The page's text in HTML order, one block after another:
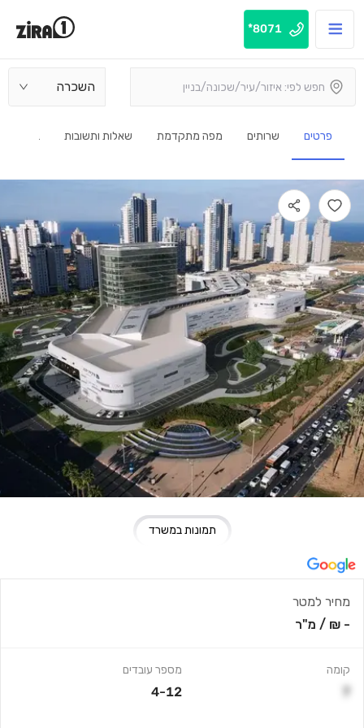
8071*
השכרה
פרטים שרותים מפה מתקדמת שאלות ותשובות בנין
תמונות במשרד
מחיר למטר
- ₪
/ מ"ר
קומה מספר עובדים
4-12